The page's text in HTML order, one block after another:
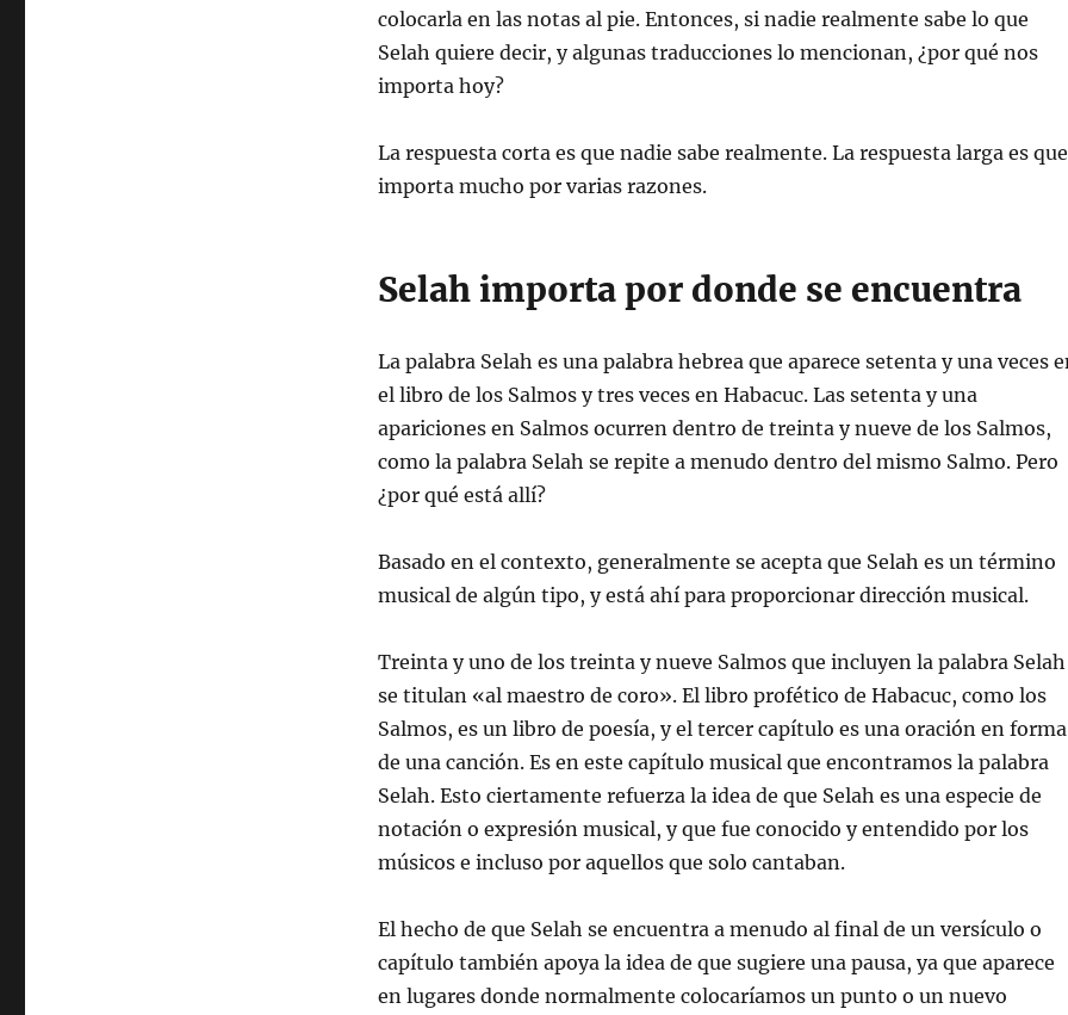
colocarla en las notas al pie. Entonces, si nadie realmente sabe lo que
Selah quiere decir, y algunas traducciones lo mencionan, ¿por qué nos
importa hoy?
La respuesta corta es que nadie sabe realmente. La respuesta larga es que
importa mucho por varias razones.
Selah importa por donde se encuentra
La palabra Selah es una palabra hebrea que aparece setenta y una veces
el libro de los Salmos y tres veces en Habacuc. Las setenta y una
apariciones en Salmos ocurren dentro de treinta y nueve de los Salmos,
como la palabra Selah se repite a menudo dentro del mismo Salmo. Pero
¿por qué está allí?
Basado en el contexto, generalmente se acepta que Selah es un término
musical de algún tipo, y está ahí para proporcionar dirección musical.
Treinta y uno de los treinta y nueve Salmos que incluyen la palabra Selah
se titulan «al maestro de coro». El libro profético de Habacuc, como los
Salmos, es un libro de poesía, y el tercer capítulo es una oración en forma
de una canción. Es en este capítulo musical que encontramos la palabra
Selah. Esto ciertamente refuerza la idea de que Selah es una especie de
notación o expresión musical, y que fue conocido y entendido por los
músicos e incluso por aquellos que solo cantaban.
El hecho de que Selah se encuentra a menudo al final de un versículo o
capítulo también apoya la idea de que sugiere una pausa, ya que aparece
en lugares donde normalmente colocaríamos un punto o un nuevo